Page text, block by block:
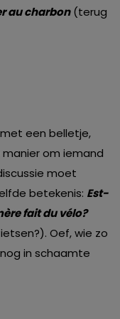
au charbon (terug
met een belletje,
om iemand
moet
betekenis: Est-
fait du vélo?
Oef, wie zo
in schaamte